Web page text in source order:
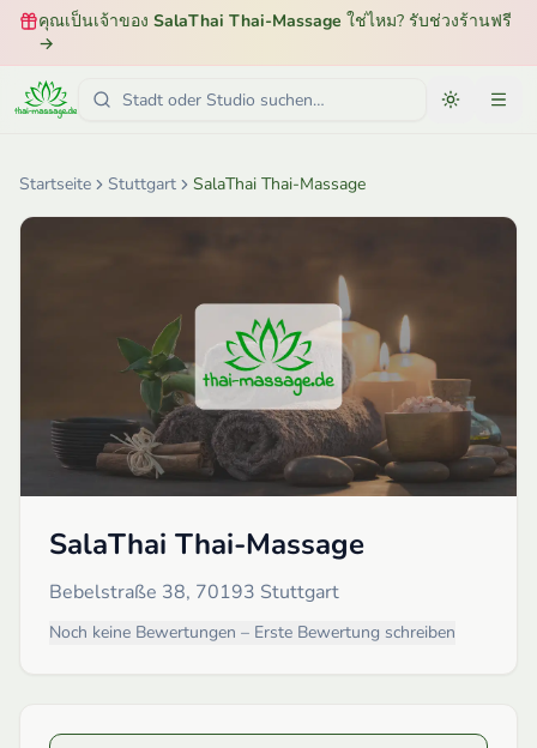
คุณเป็นเจ้าของ SalaThai Thai-Massage ใช่ไหม? รับช่วงร้านฟรี
→
Startseite Stuttgart SalaThai Thai-Massage
SalaThai Thai-Massage
Bebelstraße 38, 70193 Stuttgart
Noch keine Bewertungen – Erste Bewertung schreiben